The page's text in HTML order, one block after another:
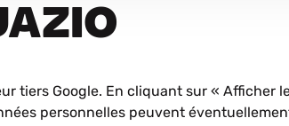
tiers Google. En cliquant sur «
personnelles peuvent